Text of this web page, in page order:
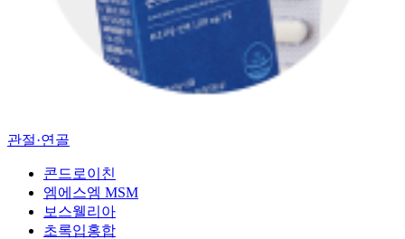
관절·연골
콘드로이친
엠에스엠 MSM
보스웰리아
초록입홍합